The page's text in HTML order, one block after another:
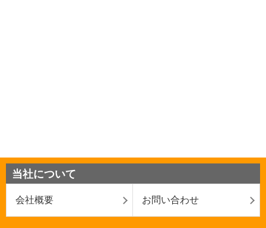
当社について
会社概要 お問い合わせ